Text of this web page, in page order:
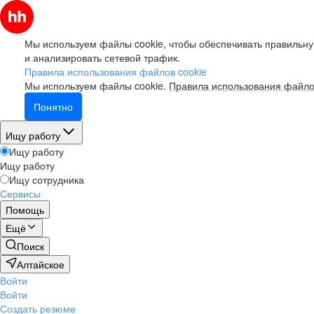
Мы используем файлы cookie, чтобы обеспечивать
и анализировать сетевой трафик.
Правила использования файлов cookie
Мы используем файлы cookie. Правила использования
Понятно
Ищу работу
Ищу работу
Ищу работу
Ищу сотрудника
Сервисы
Помощь
Ещё
Поиск
Алтайское
Войти
Войти
Создать резюме